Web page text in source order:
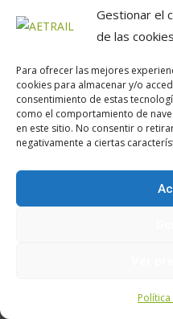
Gestionar el
de las cookies
Para ofrecer las mejores
cookies para almacenar y/o
consentimiento de estas
como el comportamiento de
en este sitio. No consentir o
negativamente a ciertas
Un
Carlos
Encuéntranos en: